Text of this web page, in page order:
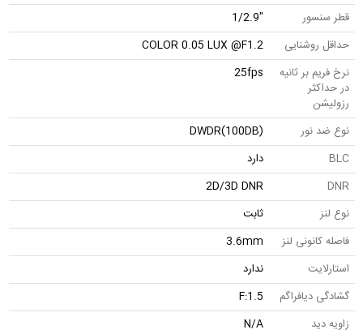
قطر سنسور
"1/2.9
حداقل روشنایی
COLOR 0.05 LUX @F1.2
نرخ فریم بر ثانیه
در حداکثر
رزولیشن
25fps
نوع ضد نور
DWDR(100DB)
BLC
دارد
DNR
2D/3D DNR
نوع لنز
ثابت
فاصله کانونی لنز
3.6mm
استارلایت
ندارد
گشادگی دیافراگم
F:1.5
زاویه دید
N/A